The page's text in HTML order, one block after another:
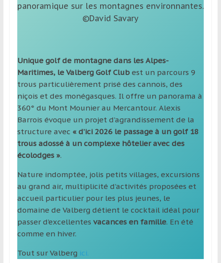
panoramique sur les montagnes environnantes.
©David Savary
Unique golf de montagne dans les Alpes-
Maritimes, le Valberg Golf Clubest un parcours 9
trous particulièrement prisé des cannois, des
niçois et des monégasques. Il offre un panorama à
360° du Mont Mounier au Mercantour. Alexis
Barrois évoque un projet d’agrandissement de la
structure avec « d’ici 2026 le passage à un golf 18
trous adossé à un complexe hôtelier avec des
écolodges ».
Nature indomptée, jolis petits villages, excursions
au grand air, multiplicité d’activités proposées et
accueil particulier pour les plus jeunes, le
domaine de Valberg détient le cocktail idéal pour
passer d’excellentes vacances en famille. En été
comme en hiver.
Tout sur Valberg ici.